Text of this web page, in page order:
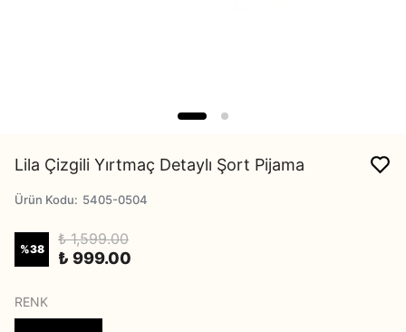
Lila Çizgili Yırtmaç Detaylı Şort Pijama
Ürün Kodu: 5405-0504
%38
₺ 1,599.00
₺ 999.00
RENK